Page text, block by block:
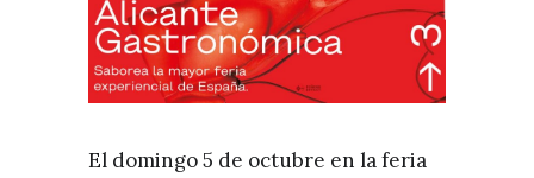
ÚNETE A LA NEWSLETTER
RECOMENDACIONES
El domingo 5 de octubre en la feria